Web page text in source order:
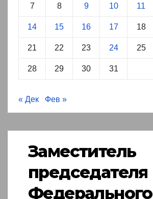
7 8 9 10 11
14 15 16 17 18
21 22 23 24 25
28 29 30 31
« Дек Фев »
Заместитель
председателя
Федерального